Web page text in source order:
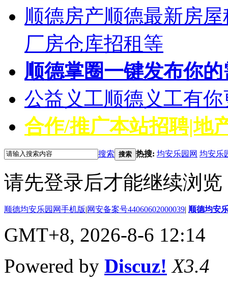
顺德房产顺德最新房
厂房仓库招租等
顺德掌圈一键发布你
公益义工顺德义工有
合作/推广本站招聘|地
搜索 搜索 热搜: 均安乐园网 均安乐
请先登录后才能继续浏览
顺德均安乐园网手机版|网安备案号44060602000039| 顺德均安
GMT+8, 2026-8-6 12:14
Powered by Discuz! X3.4